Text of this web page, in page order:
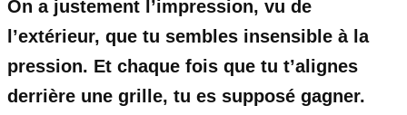
On a justement l’impression, vu de
l’extérieur, que tu sembles insensible à la
pression. Et chaque fois que tu t’alignes
derrière une grille, tu es supposé gagner.